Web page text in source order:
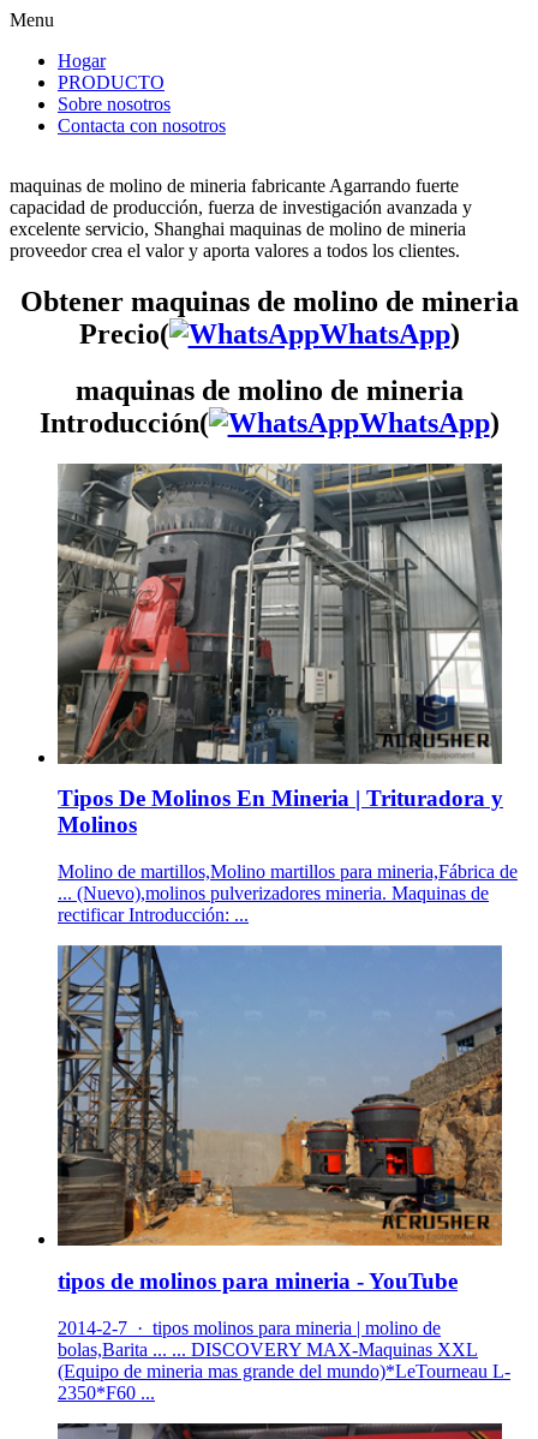
Menu
Hogar
PRODUCTO
Sobre nosotros
Contacta con nosotros
maquinas de molino de mineria fabricante Agarrando fuerte
capacidad de producción, fuerza de investigación avanzada y
excelente servicio, Shanghai maquinas de molino de mineria
proveedor crea el valor y aporta valores a todos los clientes.
Obtener maquinas de molino de mineria
Precio(
WhatsApp)
maquinas de molino de mineria
Introducción(
WhatsApp)
Tipos De Molinos En Mineria | Trituradora y
Molinos
Molino de martillos,Molino martillos para mineria,Fábrica de
... (Nuevo),molinos pulverizadores mineria. Maquinas de
rectificar Introducción: ...
tipos de molinos para mineria - YouTube
2014-2-7 · tipos molinos para mineria | molino de
bolas,Barita ... ... DISCOVERY MAX-Maquinas XXL
(Equipo de mineria mas grande del mundo)*LeTourneau L-
2350*F60 ...